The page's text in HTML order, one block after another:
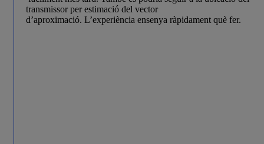
transmissor per estimació del vector
d’aproximació. L’experiència ensenya ràpidament què fer.